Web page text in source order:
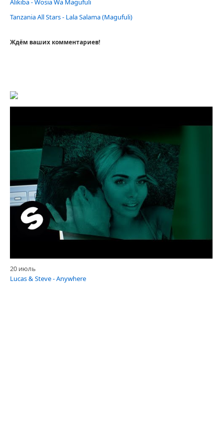
Alikiba - Wosia Wa Magufuli
Tanzania All Stars - Lala Salama (Magufuli)
Ждём ваших комментариев!
20 июль
Lucas & Steve - Anywhere